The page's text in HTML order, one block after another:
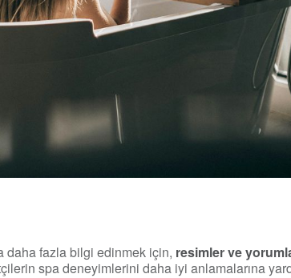
daha fazla bilgi edinmek için, resimler ve
spa deneyimlerini daha iyi anlamalarına